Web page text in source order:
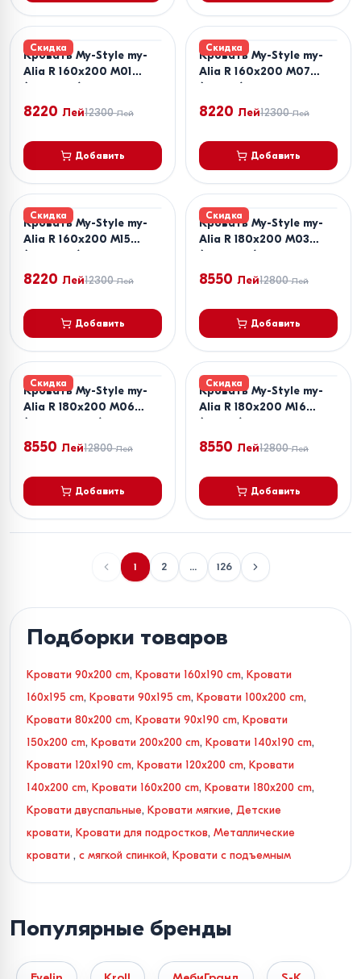
Скидка
Кровать My-Style my-
Alia R 160x200 M01
(Бежевый)
8220 Лей12300 Лей
Добавить
Скидка
Кровать My-Style my-
Alia R 160x200 M07
(Серый)
8220 Лей12300 Лей
Добавить
Скидка
Кровать My-Style my-
Alia R 160x200 M15
(Зеленый)
8220 Лей12300 Лей
Добавить
Скидка
Кровать My-Style my-
Alia R 180x200 M03
(Бежевый)
8550 Лей12800 Лей
Добавить
Скидка
Кровать My-Style my-
Alia R 180x200 M06
(Коричневый)
8550 Лей12800 Лей
Добавить
Скидка
Кровать My-Style my-
Alia R 180x200 M16
(Синий)
8550 Лей12800 Лей
Добавить
1 2 ... 126
Подборки товаров
Кровати 90x200 cm, Кровати 160x190 cm, Кровати
160x195 cm, Кровати 90x195 cm, Кровати 100x200 cm,
Кровати 80x200 cm, Кровати 90x190 cm, Кровати
150x200 cm, Кровати 200x200 cm, Кровати 140x190 cm,
Кровати 120x190 cm, Кровати 120x200 cm, Кровати
140x200 cm, Кровати 160x200 cm, Кровати 180x200 cm,
Кровати двуспальные, Кровати мягкие, Детские
кровати, Кровати для подростков, Металлические
кровати , с мягкой спинкой, Кровати с подъемным
Кровати с каркасом и ламелями , Кровати с
Популярные бренды